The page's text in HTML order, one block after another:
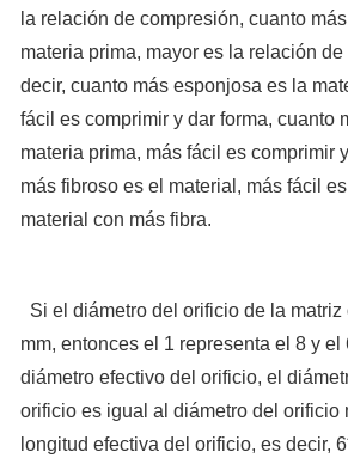
la relación de compresión, cuanto
materia prima, mayor es la relación
decir, cuanto más esponjosa es la
fácil es comprimir y dar forma, cuanto
materia prima, más fácil es comprimir
más fibroso es el material, más fácil es
material con más fibra.
Si el diámetro del orificio de la
mm, entonces el 1 representa el 8 y el
diámetro efectivo del orificio, el
orificio es igual al diámetro del orificio
longitud efectiva del orificio, es decir,